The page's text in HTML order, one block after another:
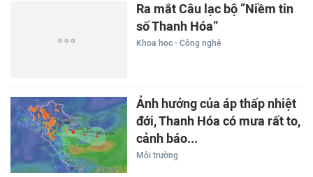
Ra mắt Câu lạc bộ “Niềm tin
số Thanh Hóa”
Khoa học - Công nghệ
Ảnh hưởng của áp thấp nhiệt
đới, Thanh Hóa có mưa rất to,
cảnh báo...
Môi trường